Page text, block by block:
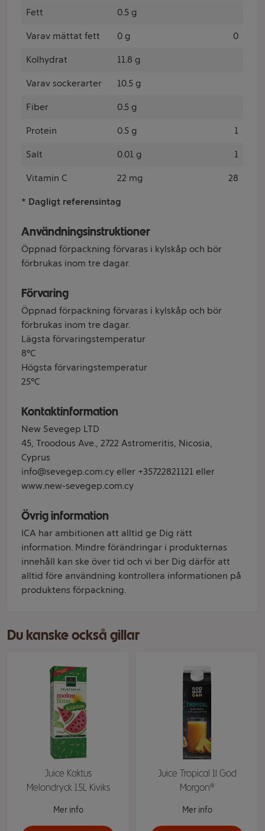
Fett 0.5 g
Varav mättat fett 0 g 0
Kolhydrat 11.8 g
Varav sockerarter 10.5 g
Fiber 0.5 g
Protein 0.5 g 1
Salt 0.01 g 1
Vitamin C 22 mg 28
* Dagligt referensintag
Användningsinstruktioner
Öppnad förpackning förvaras i kylskåp och bör
förbrukas inom tre dagar.
Förvaring
Öppnad förpackning förvaras i kylskåp och bör
förbrukas inom tre dagar.
Lägsta förvaringstemperatur
8°C
Högsta förvaringstemperatur
25°C
Kontaktinformation
New Sevegep LTD
45, Troodous Ave., 2722 Astromeritis, Nicosia,
Cyprus
info@sevegep.com.cy eller +35722821121 eller
www.new-sevegep.com.cy
Övrig information
ICA har ambitionen att alltid ge Dig rätt
information. Mindre förändringar i produkternas
innehåll kan ske över tid och vi ber Dig därför att
alltid före användning kontrollera informationen på
produktens förpackning.
Du kanske också gillar
Juice Kaktus
Melondryck 1.5L Kiviks
Mer info
Juice Tropical 1l God
Morgon®
Mer info